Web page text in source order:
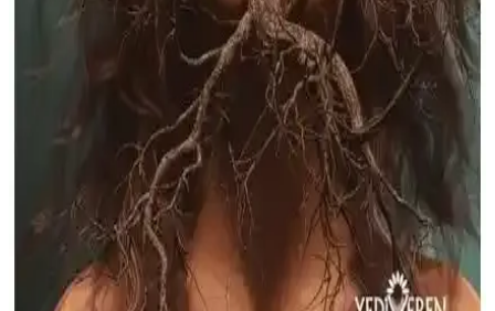
Beyaz Ev’de yaşanan doğaüstü olayları ve psikolojik gerilimi
anlatıyor. Okuyuculara sürükleyici ve unutulmaz bir deneyim
Yediveren Yayınları Paranormal Hikayeler ve
İndigo Kitap Sokak Nöbetçileri 3 Karşılaştırması
İki farklı kitap olan Paranormal Hikayeler ve Sokak Nöbetçileri 3
detaylı karşılaştırmasıyla, tarzları ve içerikleri hakkında bilgi
edinerek en uygun seçimi yapın.
Paranormal Hikayeler - Işıl Işık: Korku ve Gizem
Dolu Bir Dünya